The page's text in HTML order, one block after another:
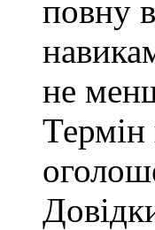
повну
не
Термін